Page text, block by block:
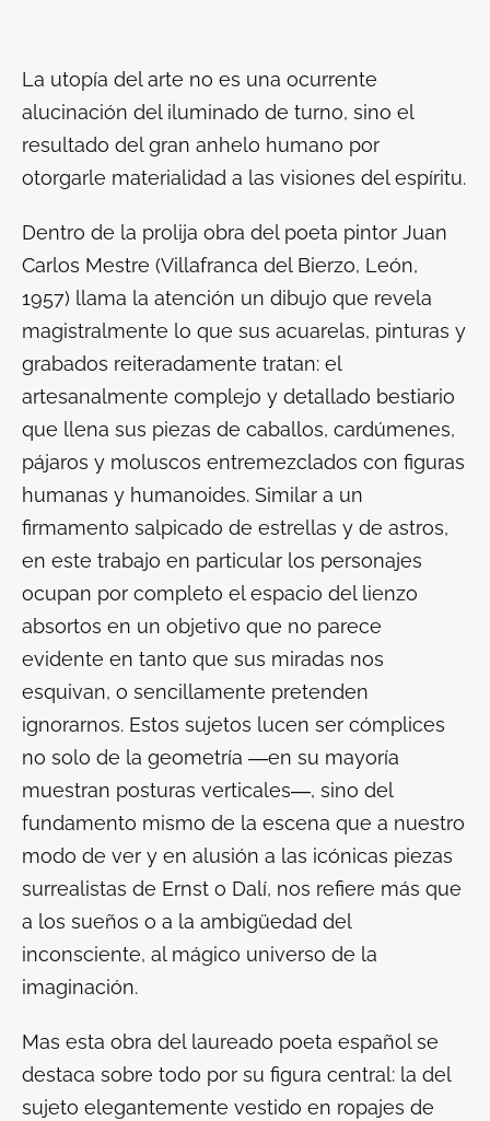
La utopía del arte no es una ocurrente
alucinación del iluminado de turno, sino el
resultado del gran anhelo humano por
otorgarle materialidad a las visiones del espíritu.
Dentro de la prolija obra del poeta pintor Juan
Carlos Mestre (Villafranca del Bierzo, León,
1957) llama la atención un dibujo que revela
magistralmente lo que sus acuarelas, pinturas y
grabados reiteradamente tratan: el
artesanalmente complejo y detallado bestiario
que llena sus piezas de caballos, cardúmenes,
pájaros y moluscos entremezclados con figuras
humanas y humanoides. Similar a un
firmamento salpicado de estrellas y de astros,
en este trabajo en particular los personajes
ocupan por completo el espacio del lienzo
absortos en un objetivo que no parece
evidente en tanto que sus miradas nos
esquivan, o sencillamente pretenden
ignorarnos. Estos sujetos lucen ser cómplices
no solo de la geometría ―en su mayoría
muestran posturas verticales―, sino del
fundamento mismo de la escena que a nuestro
modo de ver y en alusión a las icónicas piezas
surrealistas de Ernst o Dalí, nos refiere más que
a los sueños o a la ambigüedad del
inconsciente, al mágico universo de la
imaginación.
Mas esta obra del laureado poeta español se
destaca sobre todo por su figura central: la del
sujeto elegantemente vestido en ropajes de